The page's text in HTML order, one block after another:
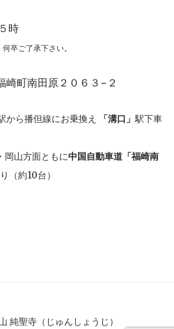
時
卒ご了承下さい。
崎町南田原２０６３−２
から播但線にお乗換え 「溝口」駅下車
岡山方面ともに中国自動車道「福崎南
（約10台）
純聖寺（じゅんしょうじ）